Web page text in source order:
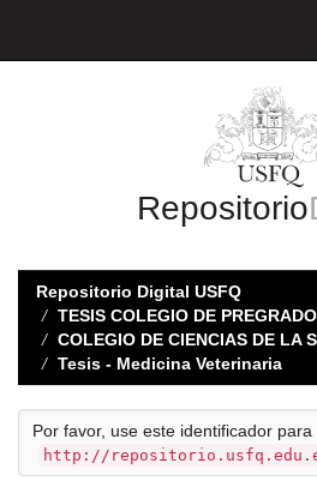
Repositorio
Repositorio Digital USFQ
TESIS COLEGIO DE PREGRADO
COLEGIO DE CIENCIAS DE LA
Tesis - Medicina Veterinaria
Por favor, use este identificador
http://